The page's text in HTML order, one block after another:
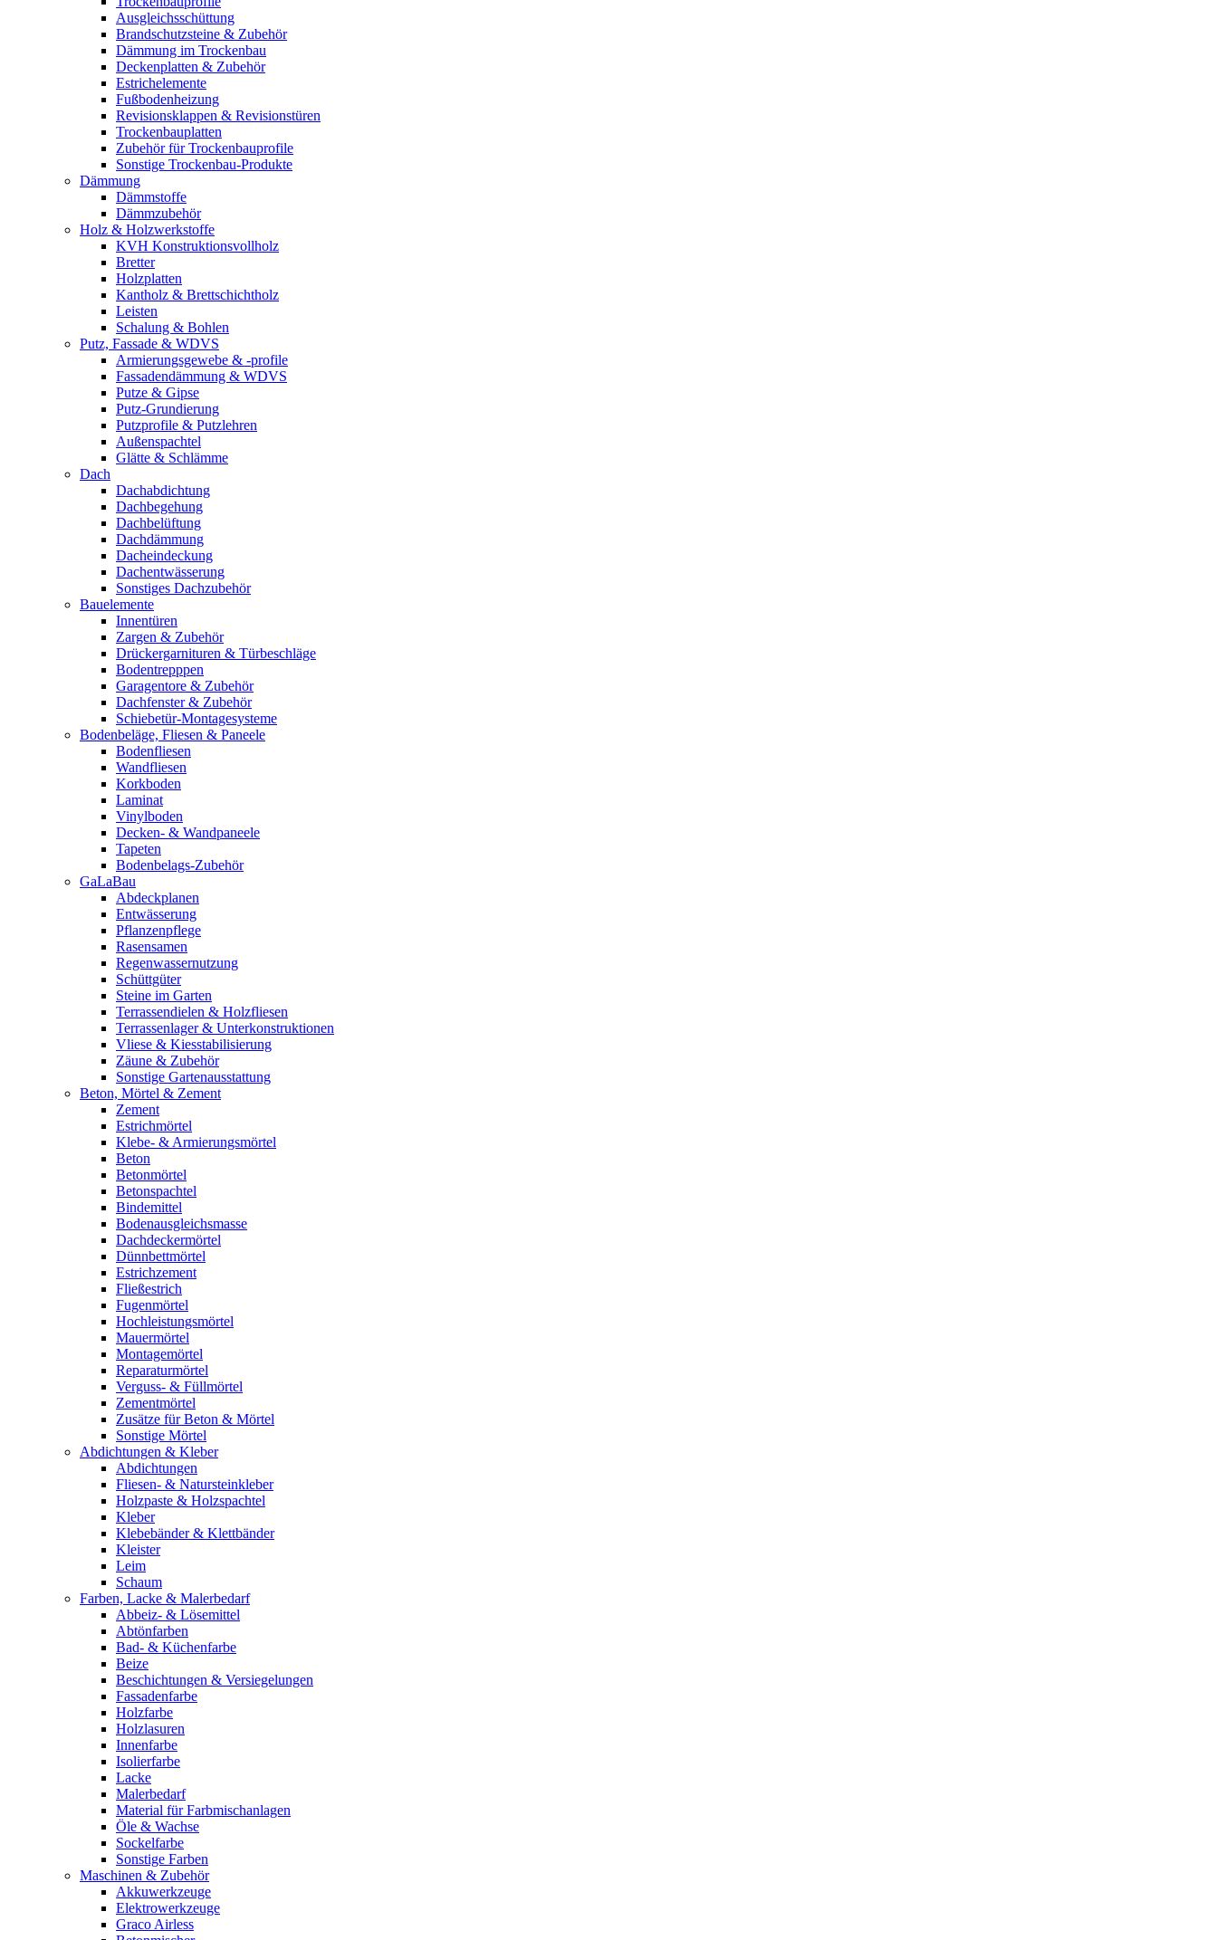
Ausgleichsschüttung
Brandschutzsteine & Zubehör
Dämmung im Trockenbau
Deckenplatten & Zubehör
Estrichelemente
Fußbodenheizung
Revisionsklappen & Revisionstüren
Trockenbauplatten
Zubehör für Trockenbauprofile
Sonstige Trockenbau-Produkte
Dämmung
Dämmstoffe
Dämmzubehör
Holz & Holzwerkstoffe
KVH Konstruktionsvollholz
Bretter
Holzplatten
Kantholz & Brettschichtholz
Leisten
Schalung & Bohlen
Putz, Fassade & WDVS
Armierungsgewebe & -profile
Fassadendämmung & WDVS
Putze & Gipse
Putz-Grundierung
Putzprofile & Putzlehren
Außenspachtel
Glätte & Schlämme
Dach
Dachabdichtung
Dachbegehung
Dachbelüftung
Dachdämmung
Dacheindeckung
Dachentwässerung
Sonstiges Dachzubehör
Bauelemente
Innentüren
Zargen & Zubehör
Drückergarnituren & Türbeschläge
Bodentrepppen
Garagentore & Zubehör
Dachfenster & Zubehör
Schiebetür-Montagesysteme
Bodenbeläge, Fliesen & Paneele
Bodenfliesen
Wandfliesen
Korkboden
Laminat
Vinylboden
Decken- & Wandpaneele
Tapeten
Bodenbelags-Zubehör
GaLaBau
Abdeckplanen
Entwässerung
Pflanzenpflege
Rasensamen
Regenwassernutzung
Schüttgüter
Steine im Garten
Terrassendielen & Holzfliesen
Terrassenlager & Unterkonstruktionen
Vliese & Kiesstabilisierung
Zäune & Zubehör
Sonstige Gartenausstattung
Beton, Mörtel & Zement
Zement
Estrichmörtel
Klebe- & Armierungsmörtel
Beton
Betonmörtel
Betonspachtel
Bindemittel
Bodenausgleichsmasse
Dachdeckermörtel
Dünnbettmörtel
Estrichzement
Fließestrich
Fugenmörtel
Hochleistungsmörtel
Mauermörtel
Montagemörtel
Reparaturmörtel
Verguss- & Füllmörtel
Zementmörtel
Zusätze für Beton & Mörtel
Sonstige Mörtel
Abdichtungen & Kleber
Abdichtungen
Fliesen- & Natursteinkleber
Holzpaste & Holzspachtel
Kleber
Klebebänder & Klettbänder
Kleister
Leim
Schaum
Farben, Lacke & Malerbedarf
Abbeiz- & Lösemittel
Abtönfarben
Bad- & Küchenfarbe
Beize
Beschichtungen & Versiegelungen
Fassadenfarbe
Holzfarbe
Holzlasuren
Innenfarbe
Isolierfarbe
Lacke
Malerbedarf
Material für Farbmischanlagen
Öle & Wachse
Sockelfarbe
Sonstige Farben
Maschinen & Zubehör
Akkuwerkzeuge
Elektrowerkzeuge
Graco Airless